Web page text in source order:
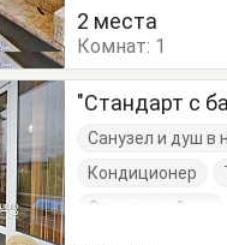
Тумбочки
2 места
Комнат: 1
"Стандарт с
Санузел и душ в
Кондиционер
Электрочайник